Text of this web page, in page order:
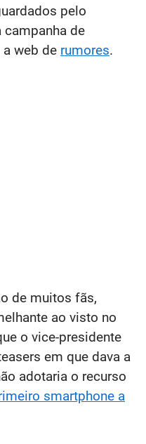
pelo
campanha de
web de rumores.
de muitos fãs,
ao visto no
o vice-presidente
em que dava a
adotaria o recurso
smartphone a